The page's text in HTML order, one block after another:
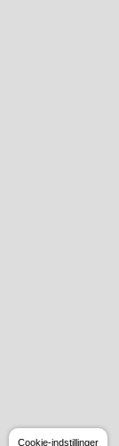
Cookie-indstillinger